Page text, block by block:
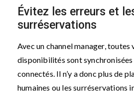
Évitez les erreurs et
surréservations
Avec un channel manager, toutes
disponibilités sont synchronisées
connectés. Il n’y a donc plus de
humaines ou les surréservations